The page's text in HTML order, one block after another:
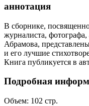
аннотация
В сборнике,
журналиста,
Абрамова,
и его лучшие
Книга публикуется в
Подробная
Объем: 102 стр.